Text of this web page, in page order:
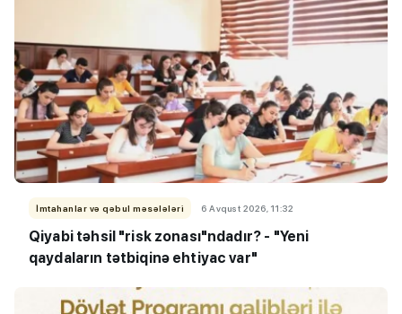
İmtahanlar və qəbul məsələləri 6 Avqust 2026, 11:32
Qiyabi təhsil "risk zonası"ndadır? - "Yeni
qaydaların tətbiqinə ehtiyac var"